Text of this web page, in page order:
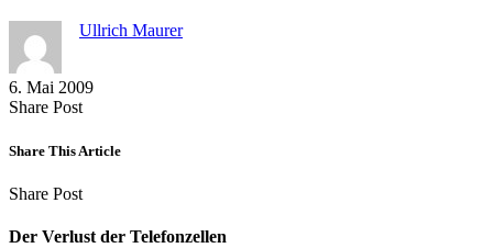
Ullrich Maurer
6. Mai 2009
Share PostShare
Facebook
Copy
to
Send
via
Share This Article
Share PostShare
Facebook
Copy
to
Send
via
Der Verlust der Telefonzellen